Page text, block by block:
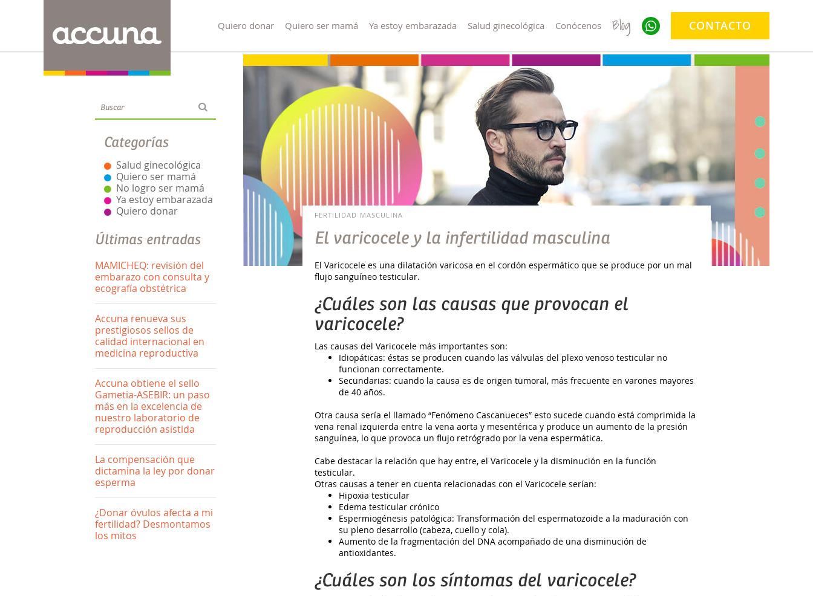
Quiero donar Quiero ser mamá Ya estoy embarazada Salud ginecológica Conócenos Blog CONTACTO
Categorías
Salud ginecológica
Quiero ser mamá
No logro ser mamá
Ya estoy embarazada
Quiero donar
Últimas entradas
MAMICHEQ: revisión del
embarazo con consulta y
ecografía obstétrica
Accuna renueva sus
prestigiosos sellos de
calidad internacional en
medicina reproductiva
Accuna obtiene el sello
Gametia-ASEBIR: un paso
más en la excelencia de
nuestro laboratorio de
reproducción asistida
La compensación que
dictamina la ley por donar
esperma
¿Donar óvulos afecta a mi
fertilidad? Desmontamos
los mitos
FERTILIDAD MASCULINA
El varicocele y la infertilidad masculina
El Varicocele es una dilatación varicosa en el cordón espermático que se produce por un mal
flujo sanguíneo testicular.
¿Cuáles son las causas que provocan el
varicocele?
Las causas del Varicocele más importantes son:
Idiopáticas: éstas se producen cuando las válvulas del plexo venoso testicular no
funcionan correctamente.
Secundarias: cuando la causa es de origen tumoral, más frecuente en varones mayores
de 40 años.
Otra causa sería el llamado “Fenómeno Cascanueces” esto sucede cuando está comprimida la
vena renal izquierda entre la vena aorta y mesentérica y produce un aumento de la presión
sanguínea, lo que provoca un flujo retrógrado por la vena espermática.
Cabe destacar la relación que hay entre, el Varicocele y la disminución en la función
testicular.
Otras causas a tener en cuenta relacionadas con el Varicocele serían:
Hipoxia testicular
Edema testicular crónico
Espermiogénesis patológica: Transformación del espermatozoide a la maduración con
su pleno desarrollo (cabeza, cuello y cola).
Aumento de la fragmentación del DNA acompañado de una disminución de
antioxidantes.
¿Cuáles son los síntomas del varicocele?